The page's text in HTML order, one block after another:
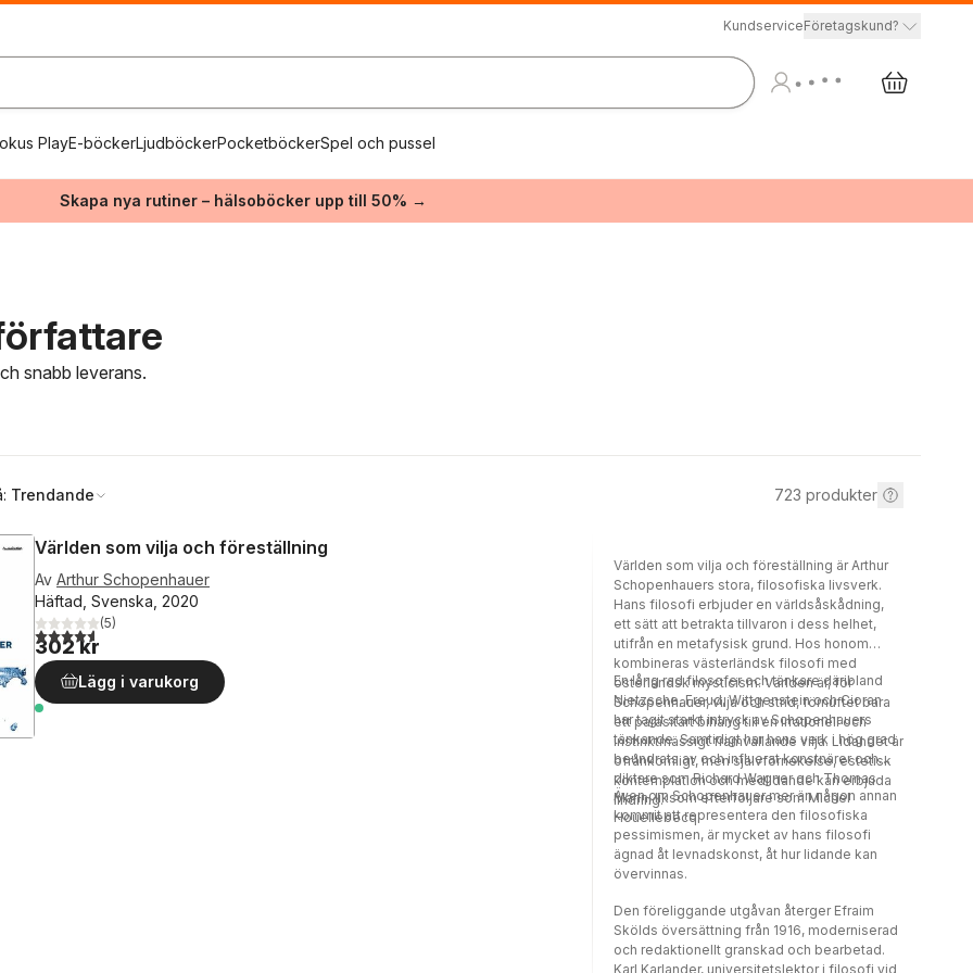
KundserviceFöretagskund?
PlayE-böckerLjudböckerPocketböckerSpel och pussel
Skapa nya rutiner – hälsoböcker upp till 50% →
snabb leverans.
Trendande 723 produkter
Världen som vilja och föreställning
Av Arthur Schopenhauer
Häftad, Svenska, 2020
4,6utav 5 stjärnor. Totalt antal röster:
(5)
302 kr
Lägg i varukorg
Världen som vilja och föreställning är Arthur
Schopenhauers stora, filosofiska livsverk.
Hans filosofi erbjuder en världsåskådning,
ett sätt att betrakta tillvaron i dess helhet,
utifrån en metafysisk grund. Hos honom
kombineras västerländsk filosofi med
österländsk mysticism. Världen är, för
Schopenhauer, vilja och strid, förnuftet bara
ett parasitärt bihang till en irrationell och
instinktmässigt framvällande vilja. Lidandet är
ofrånkomligt, men självförnekelse, estetisk
kontemplation och medlidande kan erbjuda
lindring.
En lång rad filosofer och tänkare däribland
Nietzsche, Freud, Wittgenstein och Cioran
har tagit starkt intryck av Schopenhauers
tänkande. Samtidigt har hans verk i hög grad
beundrats av och influerat konstnärer och
diktare som Richard Wagner och Thomas
Mann, liksom efterföljare som Michel
Houellebecq.
Även om Schopenhauer mer än någon annan
kommit att representera den filosofiska
pessimismen, är mycket av hans filosofi
ägnad åt levnadskonst, åt hur lidande kan
övervinnas.
Den föreliggande utgåvan återger Efraim
Skölds översättning från 1916, moderniserad
och redaktionellt granskad och bearbetad.
Karl Karlander, universitetslektor i filosofi vid